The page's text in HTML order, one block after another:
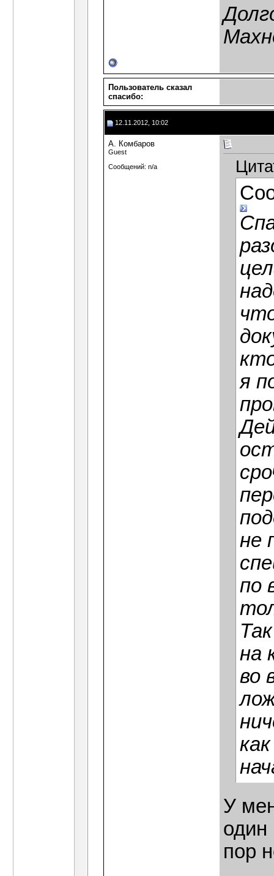
Пользователь сказал
cпасибо:
12.11.2012, 10:02
А. Комбаров
Guest
Сообщений: n/a
я
не
по
на
во
У
один
пор